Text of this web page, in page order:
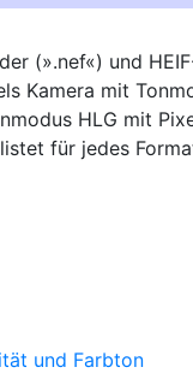
(».nef«) und
Kamera mit
HLG mit
für jedes
und Farbton